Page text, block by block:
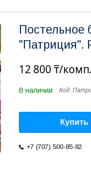
Постельное
"Патриция".
12 800 ₸/
В наличии Код:
Купить
+7 (707) 500-85-82